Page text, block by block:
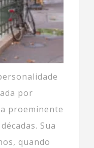
por
proeminente
Sua
quando